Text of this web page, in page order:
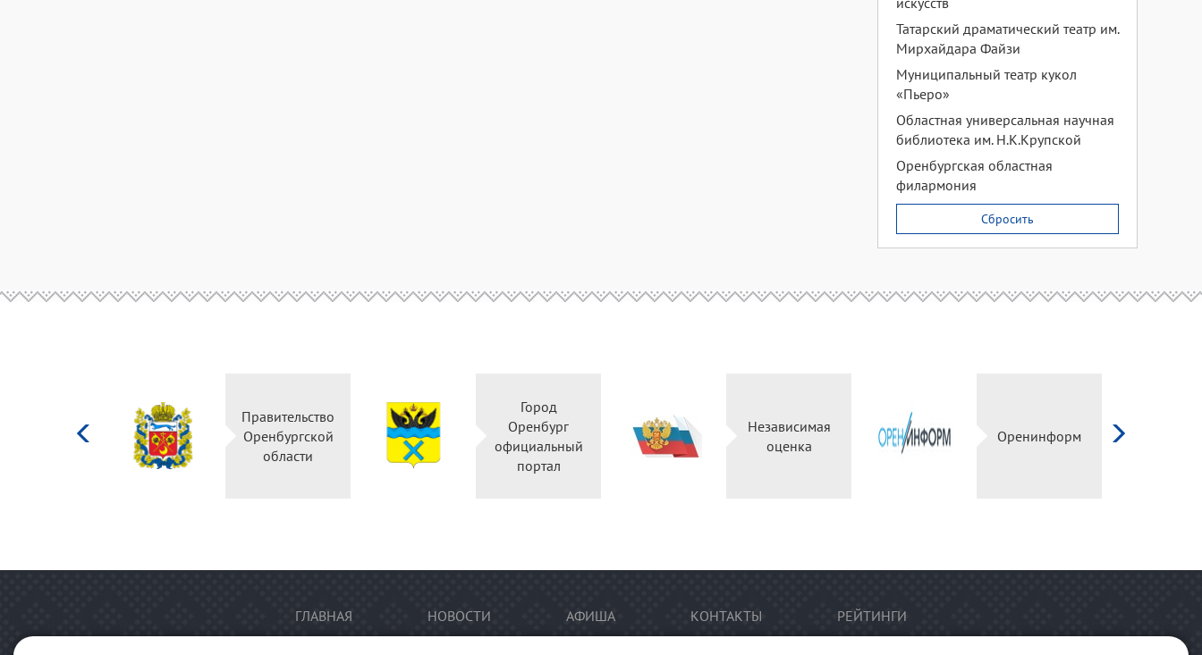
Татарский драматический театр им.
Мирхайдара Файзи
Муниципальный театр кукол
«Пьеро»
Областная универсальная научная
библиотека им. Н.К.Крупской
Оренбургская областная
филармония
Сбросить
Правительство
Оренбургской
области
Город
Оренбург
официальный
портал
Независимая
оценка
Оренинформ
ГЛАВНАЯ НОВОСТИ АФИША КОНТАКТЫ РЕЙТИНГИ